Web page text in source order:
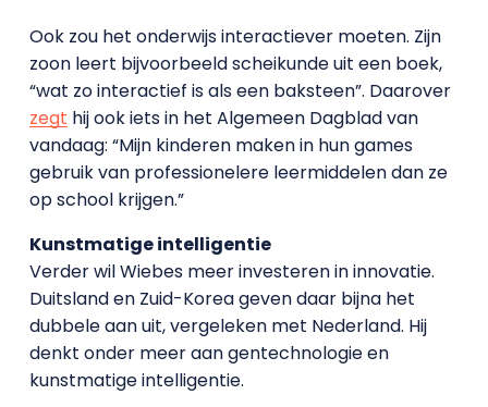
Ook zou het onderwijs interactiever moeten. Zijn
zoon leert bijvoorbeeld scheikunde uit een boek,
“wat zo interactief is als een baksteen”. Daarover
zegt hij ook iets in het Algemeen Dagblad van
vandaag: “Mijn kinderen maken in hun games
gebruik van professionelere leermiddelen dan ze
op school krijgen.”
Kunstmatige intelligentie
Verder wil Wiebes meer investeren in innovatie.
Duitsland en Zuid-Korea geven daar bijna het
dubbele aan uit, vergeleken met Nederland. Hij
denkt onder meer aan gentechnologie en
kunstmatige intelligentie.